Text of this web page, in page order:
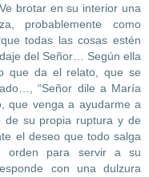
brotar en su interior una
probablemente como
todas las cosas estén
del Señor… Según ella
que da el relato, que se
“Señor dile a María
que venga a ayudarme a
de su propia ruptura y de
el deseo que todo salga
orden para servir a su
con una dulzura